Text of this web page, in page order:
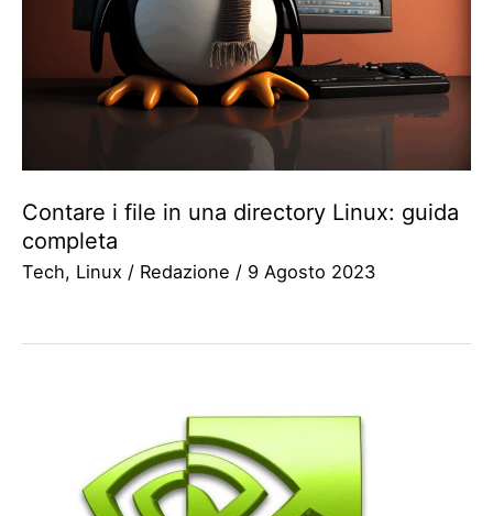
Contare i file in una directory Linux: guida
completa
Tech, Linux / Redazione / 9 Agosto 2023